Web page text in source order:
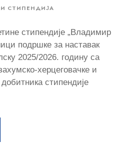
CТИПЕНДИЈА
стипендије „Владимир
подршке за наставак
2025/2026. годину са
херцеговачке и
стипендије